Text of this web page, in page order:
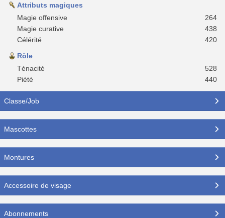
Attributs magiques
Magie offensive
264
Magie curative
438
Célérité
420
Rôle
Ténacité
528
Piété
440
Classe/Job
Mascottes
Montures
Accessoire de visage
Abonnements